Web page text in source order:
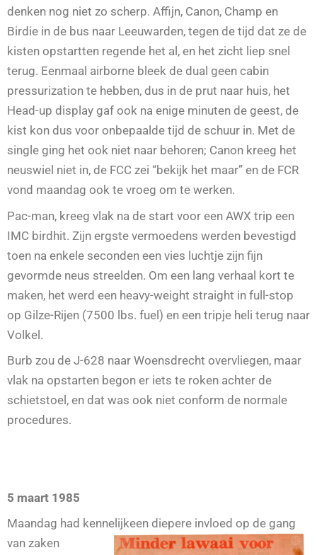
denken nog niet zo scherp. Affijn, Canon, Champ en
Birdie in de bus naar Leeuwarden, tegen de tijd dat ze de
kisten opstartten regende het al, en het zicht liep snel
terug. Eenmaal airborne bleek de dual geen cabin
pressurization te hebben, dus in de prut naar huis, het
Head-up display gaf ook na enige minuten de geest, de
kist kon dus voor onbepaalde tijd de schuur in. Met de
single ging het ook niet naar behoren; Canon kreeg het
neuswiel niet in, de FCC zei “bekijk het maar” en de FCR
vond maandag ook te vroeg om te werken.
Pac-man, kreeg vlak na de start voor een AWX trip een
IMC birdhit. Zijn ergste vermoedens werden bevestigd
toen na enkele seconden een vies luchtje zijn fijn
gevormde neus streelden. Om een lang verhaal kort te
maken, het werd een heavy-weight straight in full-stop
op Gilze-Rijen (7500 lbs. fuel) en een tripje heli terug naar
Volkel.
Burb zou de J-628 naar Woensdrecht overvliegen, maar
vlak na opstarten begon er iets te roken achter de
schietstoel, en dat was ook niet conform de normale
procedures.
5 maart 1985
Maandag had kennelijkeen diepere invloed op de gang
van zaken